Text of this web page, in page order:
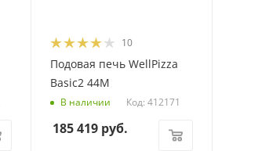
10
Подовая печь WellPizza
Basic2 44M
В наличии Код: 412171
185 419 руб.